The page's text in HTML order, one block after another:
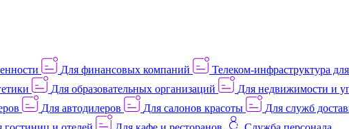
Для финансовых компаний Телеком-инфраструктура
Для образовательных организаций Для недвижимости и
Для автодилеров Для салонов красоты Для служб